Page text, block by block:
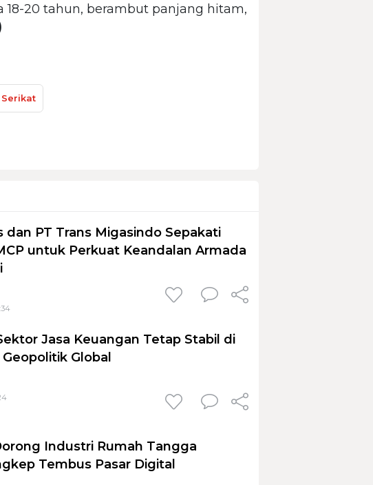
20 tahun, berambut panjang hitam,
dan PT Trans Migasindo Sepakati
untuk Perkuat Keandalan Armada
Jasa Keuangan Tetap Stabil di
Global
Industri Rumah Tangga
Tembus Pasar Digital